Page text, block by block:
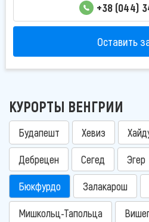
+38 (044)
Оставить
КУРОРТЫ ВЕНГРИИ
Будапешт Хевиз
Дебрецен Сегед Эгер
Бюкфурдо Залакарош
Мишкольц-Тапольца